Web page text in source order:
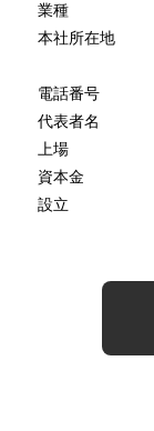
業種
本社所在地
電話番号
代表者名
上場
資本金
設立